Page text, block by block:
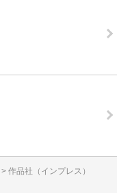
作品社（インプレス）